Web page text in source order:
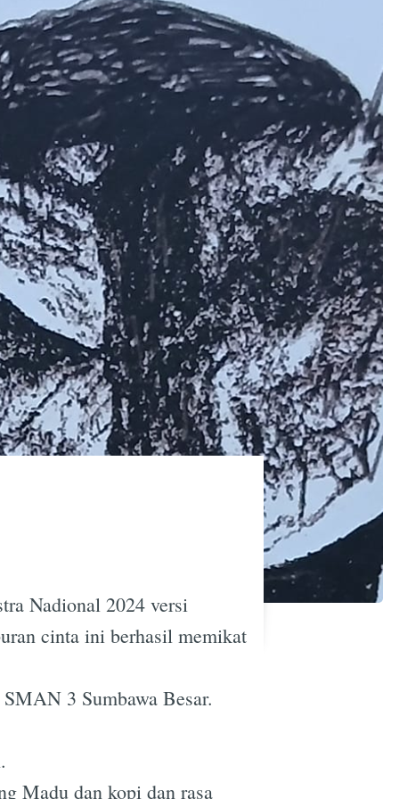
Nadional 2024 versi
cinta ini berhasil memikat
3 Sumbawa Besar.
Madu dan kopi dan rasa